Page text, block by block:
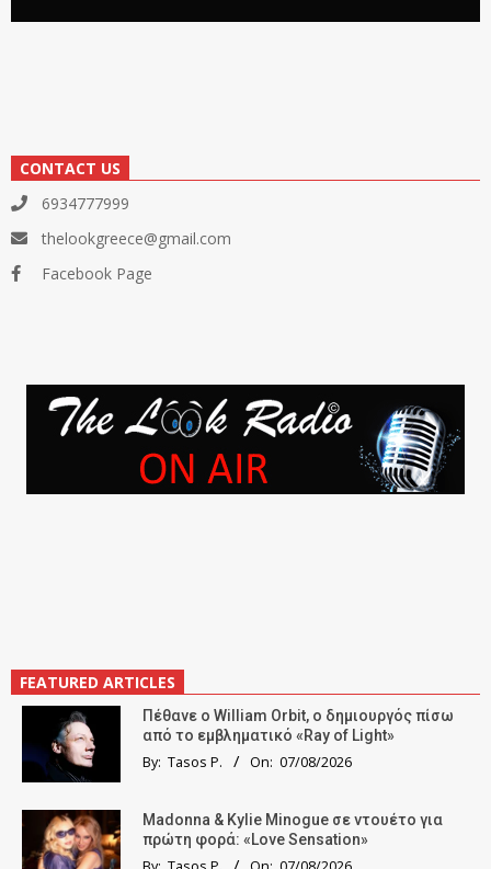
CONTACT US
6934777999
thelookgreece@gmail.com
Facebook Page
FEATURED ARTICLES
Πέθανε ο William Orbit, ο δημιουργός πίσω
από το εμβληματικό «Ray of Light»
By: Tasos P. On: 07/08/2026
Madonna & Kylie Minogue σε ντουέτο για
πρώτη φορά: «Love Sensation»